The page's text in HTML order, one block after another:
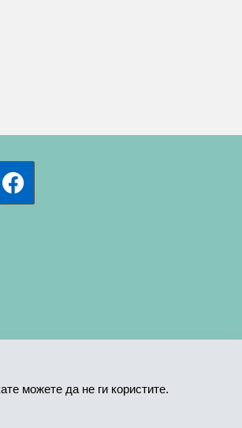
можете да не ги користите.